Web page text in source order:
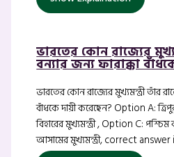
ভারতের কোন রাজ্যের
বন্যার জন্য ফারাক্কা
ভারতের কোন রাজ্যের মুখ্যমন্ত্রী তাঁর
বাঁধকে দায়ী করেছেন? Option A:
বিহারের মুখ্যমন্ত্রী , Option C:
আসামের মুখ্যমন্ত্রী, correct answer